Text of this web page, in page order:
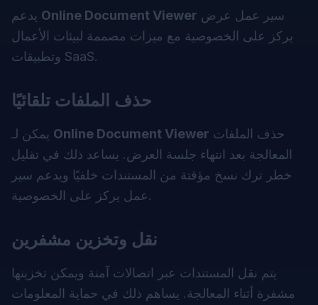
Online Document Viewer
يركز على الخصوصية مع ميزات مصممة لبيئات الأعمال
وتطبيقات SaaS.
حذف الملفات تلقائيًا
Online Document Viewer
المعالجة بعد انتهاء جلسة العرض. يساعد ذلك في تقليل
خطر ترك نسخ مؤقتة من المستندات خلفيًا ويدعم سير
عمل يركز على الخصوصية.
نقل وتخزين مشفرين
يتم نقل المستندات عبر اتصالات آمنة ويمكن تخزينها
مشفرة أثناء المعالجة. يساهم ذلك في حماية المعلومات